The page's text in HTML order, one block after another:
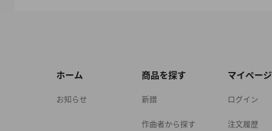
ホーム
お知らせ
商品を探す
新譜
作曲者から探す
マイページ
ログイン
注文履歴